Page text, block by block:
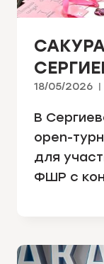
18/05/2026
В
open-
для
ФШР с